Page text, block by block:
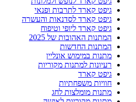
גיפט קארד לתרבות ופנאי
גיפט קארד לסדנאות והעשרה
גיפט קארד ליופי וטיפוח
המתנות האהובות של 2025
המתנות החדשות
מתנות במימוש אונליין
רעיונות למתנות מקוריות
גיפט קארד
חוויות משפחתיות
מתנות מומלצות לחג